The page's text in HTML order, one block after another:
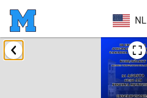
NL
januari 2019
New Year's Throw Mölkky
Tsjechië